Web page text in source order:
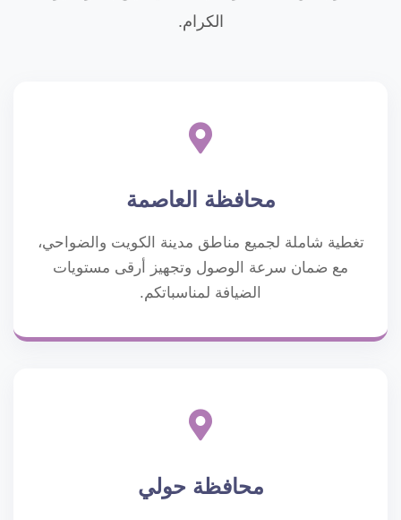
الكرام.
محافظة العاصمة
تغطية شاملة لجميع مناطق مدينة الكويت والضواحي،
مع ضمان سرعة الوصول وتجهيز أرقى مستويات
الضيافة لمناسباتكم.
محافظة حولي